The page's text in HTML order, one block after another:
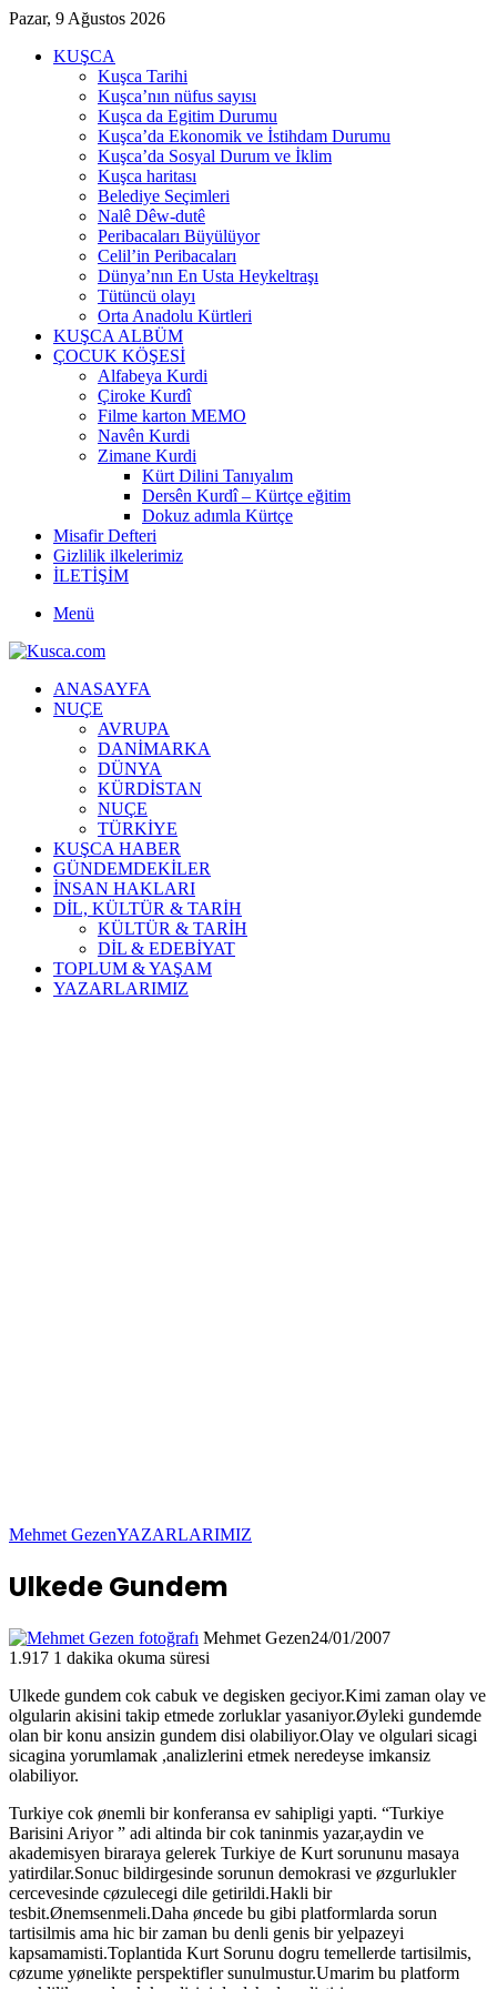
Pazar, 9 Ağustos 2026
KUŞCA
Kuşca Tarihi
Kuşca’nın nüfus sayısı
Kuşca da Egitim Durumu
Kuşca’da Ekonomik ve İstihdam Durumu
Kuşca’da Sosyal Durum ve İklim
Kuşca haritası
Belediye Seçimleri
Nalê Dêw-dutê
Peribacaları Büyülüyor
Celil’in Peribacaları
Dünya’nın En Usta Heykeltraşı
Tütüncü olayı
Orta Anadolu Kürtleri
KUŞCA ALBÜM
ÇOCUK KÖŞESİ
Alfabeya Kurdi
Çiroke Kurdî
Filme karton MEMO
Navên Kurdi
Zimane Kurdi
Kürt Dilini Tanıyalım
Dersên Kurdî – Kürtçe eğitim
Dokuz adımla Kürtçe
Misafir Defteri
Gizlilik ilkelerimiz
İLETİŞİM
Menü
ANASAYFA
NUÇE
AVRUPA
DANİMARKA
DÜNYA
KÜRDİSTAN
NUÇE
TÜRKİYE
KUŞCA HABER
GÜNDEMDEKİLER
İNSAN HAKLARI
DİL, KÜLTÜR & TARİH
KÜLTÜR & TARİH
DİL & EDEBİYAT
TOPLUM & YAŞAM
YAZARLARIMIZ
Mehmet GezenYAZARLARIMIZ
Ulkede Gundem
Mehmet Gezen24/01/2007
1.917 1 dakika okuma süresi
Ulkede gundem cok cabuk ve degisken geciyor.Kimi zaman olay ve
olgularin akisini takip etmede zorluklar yasaniyor.Øyleki gundemde
olan bir konu ansizin gundem disi olabiliyor.Olay ve olgulari sicagi
sicagina yorumlamak ,analizlerini etmek neredeyse imkansiz
olabiliyor.
Turkiye cok ønemli bir konferansa ev sahipligi yapti. “Turkiye
Barisini Ariyor ” adi altinda bir cok taninmis yazar,aydin ve
akademisyen biraraya gelerek Turkiye de Kurt sorununu masaya
yatirdilar.Sonuc bildirgesinde sorunun demokrasi ve øzgurlukler
cercevesinde cøzulecegi dile getirildi.Hakli bir
tesbit.Ønemsenmeli.Daha øncede bu gibi platformlarda sorun
tartisilmis ama hic bir zaman bu denli genis bir yelpazeyi
kapsamamisti.Toplantida Kurt Sorunu dogru temellerde tartisilmis,
cøzume yønelikte perspektifler sunulmustur.Umarim bu platform